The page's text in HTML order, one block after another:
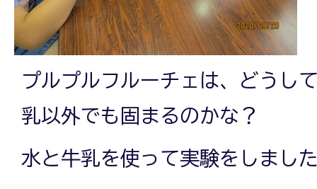
プルプルフルーチェは、どうし
乳以外でも固まるのかな？
水と牛乳を使って実験をしまし